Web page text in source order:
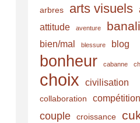
-
m
a
i
l
arbres arts visuels
attitude
aventure
bien/mal blessure blog
bonheur cabanne
choix civilisation
collaboration compétition
couple croissance